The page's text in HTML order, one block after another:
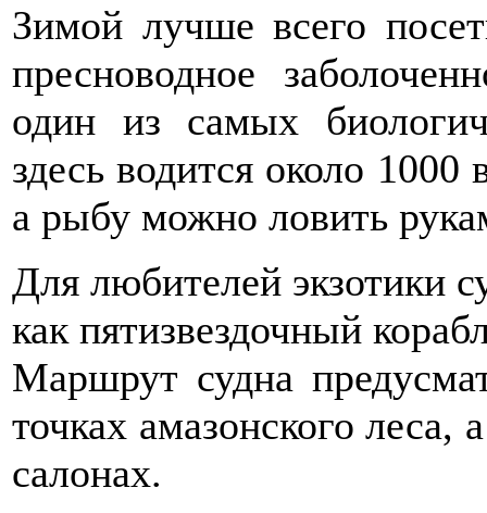
Зимой лучше всего
пресноводное
один из самых
здесь водится около
а рыбу можно ловить
Для любителей экзотики
как пятизвездочный
Маршрут судна
точках амазонского
салонах.